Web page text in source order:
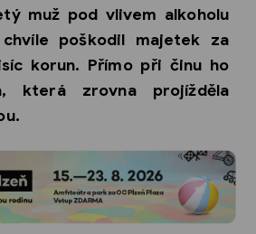
muž pod vlivem alkoholu
poškodil majetek za
korun. Přímo při činu ho
která zrovna projížděla